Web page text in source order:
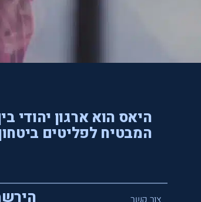
היאס הוא ארגון יהודי
המבטיח לפליטים